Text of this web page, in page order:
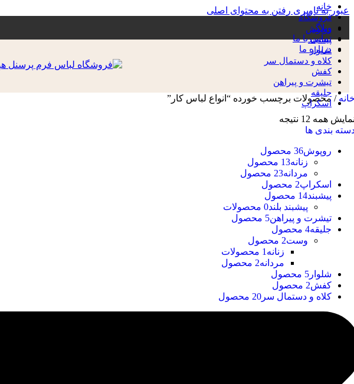
عبور به ناوبری رفتن به محتوای اصلی
خانه
فروشگاه
وبلاگ
تماس با ما
درباره ما
روپوش
پیشبند
شلوار
کلاه و دستمال سر
کفش
تیشرت و پیراهن
جلیقه
اسکراپ / محصولات برچسب خورده “انواع لباس کار”
همه 12 نتیجه
بندی ها
روپوش36 محصول
زنانه13 محصول
مردانه23 محصول
اسکراپ2 محصول
پیشبند14 محصول
پیشبند بلند0 محصولات
تیشرت و پیراهن5 محصول
جلیقه4 محصول
وست2 محصول
زنانه 1 محصولات
مردانه2 محصول
شلوار 5 محصول
کفش2 محصول
کلاه و دستمال سر 20 محصول